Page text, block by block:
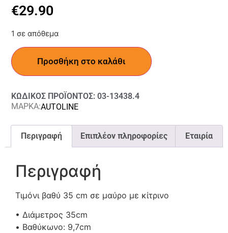
€29.90
1 σε απόθεμα
Προσθήκη στο καλάθι
ΚΩΔΙΚΟΣ ΠΡΟΪΟΝΤΟΣ: 03-13438.4
ΜΑΡΚΑ:AUTOLINE
Περιγραφή Επιπλέον πληροφορίες Εταιρία
Περιγραφή
Τιμόνι βαθύ 35 cm σε μαύρο με κίτρινο
• Διάμετρος 35cm
• Βαθύκωνο: 9,7cm